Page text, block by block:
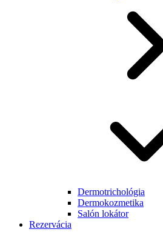
Dermotrichológia
Dermokozmetika
Salón lokátor
Rezervácia